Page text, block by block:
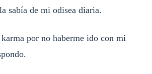
sabía de mi odisea diaria.
por no haberme ido con mi